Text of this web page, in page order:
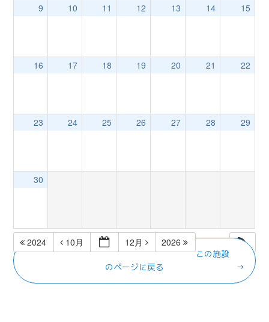
9 10 11 12 13 14 15
16 17 18 19 20 21 22
23 24 25 26 27 28 29
30
2024 10月 12月 2026
この施設
のページに戻る